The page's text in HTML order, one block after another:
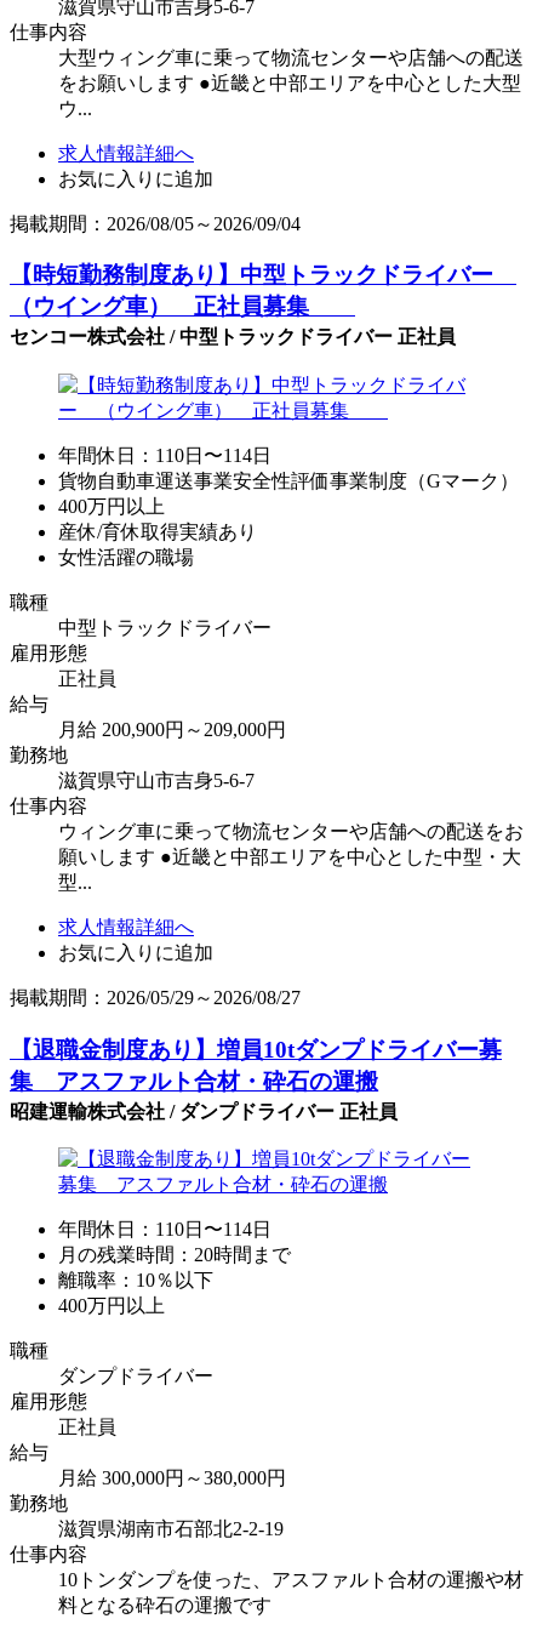
滋賀県守山市吉身5-6-7
仕事内容
大型ウィング車に乗って物流センターや店舗への配送
をお願いします ●近畿と中部エリアを中心とした大型
ウ...
求人情報詳細へ
お気に入りに追加
掲載期間：2026/08/05～2026/09/04
【時短勤務制度あり】中型トラックドライバー
（ウイング車） 正社員募集
センコー株式会社 / 中型トラックドライバー 正社員
年間休日：110日〜114日
貨物自動車運送事業安全性評価事業制度（Gマーク）
400万円以上
産休/育休取得実績あり
女性活躍の職場
職種
中型トラックドライバー
雇用形態
正社員
給与
月給 200,900円～209,000円
勤務地
滋賀県守山市吉身5-6-7
仕事内容
ウィング車に乗って物流センターや店舗への配送をお
願いします ●近畿と中部エリアを中心とした中型・大
型...
求人情報詳細へ
お気に入りに追加
掲載期間：2026/05/29～2026/08/27
【退職金制度あり】増員10tダンプドライバー募
集 アスファルト合材・砕石の運搬
昭建運輸株式会社 / ダンプドライバー 正社員
年間休日：110日〜114日
月の残業時間：20時間まで
離職率：10％以下
400万円以上
職種
ダンプドライバー
雇用形態
正社員
給与
月給 300,000円～380,000円
勤務地
滋賀県湖南市石部北2-2-19
仕事内容
10トンダンプを使った、アスファルト合材の運搬や材
料となる砕石の運搬です